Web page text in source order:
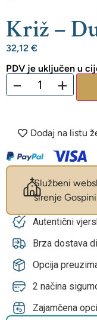
Križ –
32,12 €
PDV je uključen u
− +
Dodaj na listu
Službeni
širenje
Autentični
Brza dostava
Opcija
2 načina
Zajamčena